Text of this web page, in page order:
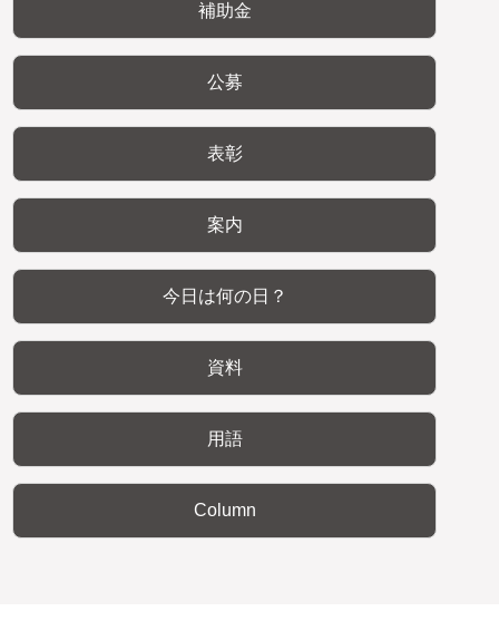
補助金
公募
表彰
案内
今日は何の日？
資料
用語
Column